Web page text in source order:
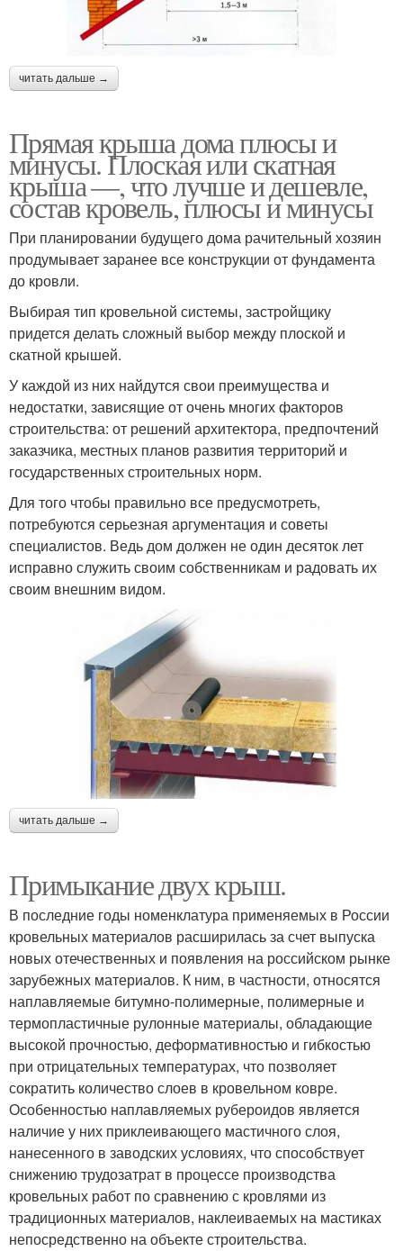
читать дальше →
Прямая крыша дома плюсы и
минусы. Плоская или скатная
крыша —, что лучше и дешевле,
состав кровель, плюсы и минусы
При планировании будущего дома рачительный хозяин
продумывает заранее все конструкции от фундамента
до кровли.
Выбирая тип кровельной системы, застройщику
придется делать сложный выбор между плоской и
скатной крышей.
У каждой из них найдутся свои преимущества и
недостатки, зависящие от очень многих факторов
строительства: от решений архитектора, предпочтений
заказчика, местных планов развития территорий и
государственных строительных норм.
Для того чтобы правильно все предусмотреть,
потребуются серьезная аргументация и советы
специалистов. Ведь дом должен не один десяток лет
исправно служить своим собственникам и радовать их
своим внешним видом.
читать дальше →
Примыкание двух крыш.
В последние годы номенклатура применяемых в России
кровельных материалов расширилась за счет выпуска
новых отечественных и появления на российском рынке
зарубежных материалов. К ним, в частности, относятся
наплавляемые битумно-полимерные, полимерные и
термопластичные рулонные материалы, обладающие
высокой прочностью, деформативностью и гибкостью
при отрицательных температурах, что позволяет
сократить количество слоев в кровельном ковре.
Особенностью наплавляемых рубероидов является
наличие у них приклеивающего мастичного слоя,
нанесенного в заводских условиях, что способствует
снижению трудозатрат в процессе производства
кровельных работ по сравнению с кровлями из
традиционных материалов, наклеиваемых на мастиках
непосредственно на объекте строительства.